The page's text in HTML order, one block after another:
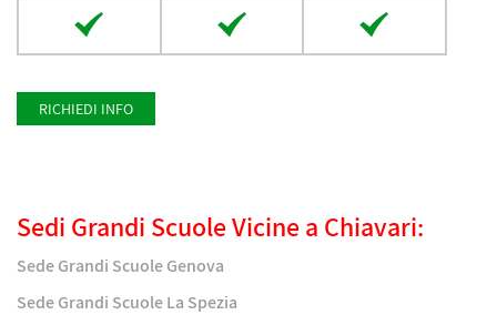
RICHIEDI INFO
Sedi Grandi Scuole Vicine a Chiavari:
Sede Grandi Scuole Genova
Sede Grandi Scuole La Spezia